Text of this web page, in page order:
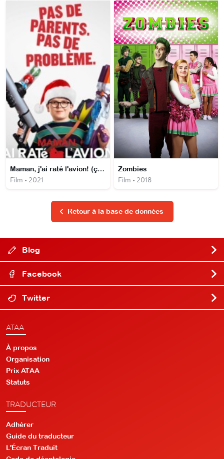
Maman, j'ai raté l'avion! (ça recommence)
Film • 2021
Zombies
Film • 2018
Retour à la base de données
Blog
Facebook
Twitter
ATAA
À propos
Organisation
Prix ATAA
Statuts
TRADUCTEUR
Adhérer
Guide du traducteur
L'Écran Traduit